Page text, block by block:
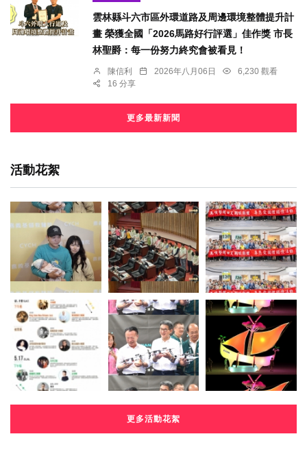
雲林縣斗六市區外環道路及周邊環境整體提升計
畫 榮獲全國「2026馬路好行評選」佳作獎 市長
林聖爵：每一份努力終究會被看見！
陳信利 2026年八月06日
6,230 觀看
16 分享
更多最新新聞
活動花絮
更多活動花絮